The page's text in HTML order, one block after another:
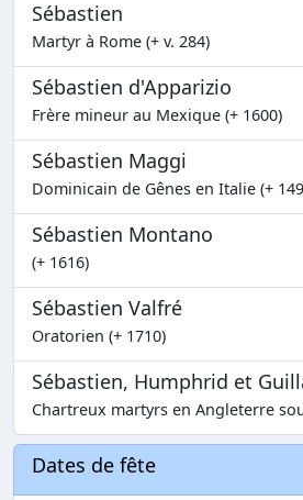
Sébastien
Martyr à Rome (+ v. 284)
Sébastien d'Apparizio
Frère mineur au Mexique (+ 1600)
Sébastien Maggi
Dominicain de Gênes en Italie (+
Sébastien Montano
(+ 1616)
Sébastien Valfré
Oratorien (+ 1710)
Sébastien, Humphrid et
Chartreux martyrs en Angleterre
Dates de fête